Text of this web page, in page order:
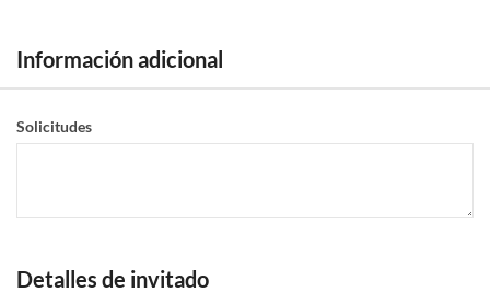
Información adicional
Solicitudes
Detalles de invitado